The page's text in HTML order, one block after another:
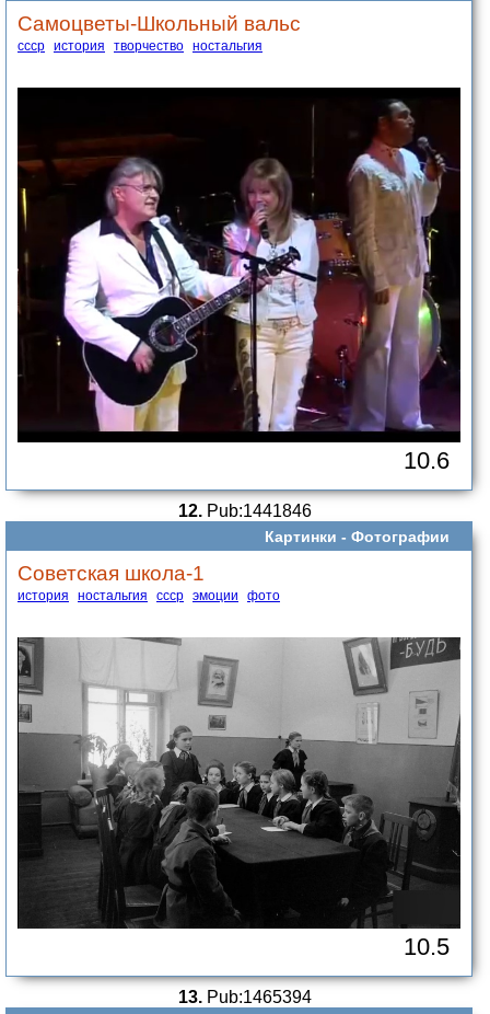
Самоцветы-Школьный вальс
ссср история творчество ностальгия
10.6
12. Pub:1441846
Картинки - Фотографии
Советская школа-1
история ностальгия ссср эмоции фото
10.5
13. Pub:1465394